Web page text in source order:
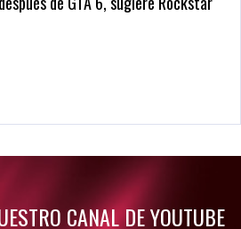
detalles de Resident Evil 9
CANAL DE YOUTUBE